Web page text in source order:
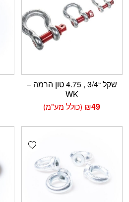
שקל “3/4 , 4.75 טון הרמה –
WK
₪49 (כולל מע"מ)
Add wishlist